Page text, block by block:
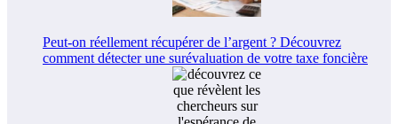
Peut-on réellement récupérer de l’argent ? Découvrez
comment détecter une surévaluation de votre taxe foncière